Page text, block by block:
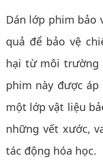
Dán lớp phim bảo
quả để bảo vệ
hại từ môi trường
phim này được
một lớp vật liệu
những vết xước,
tác động hóa học.